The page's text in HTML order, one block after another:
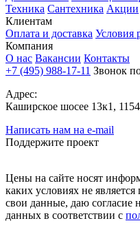
Техника Сантехника Акции
Клиентам
Оплата и доставка Условия
Компания
О нас Вакансии Контакты
+7 (495) 988-17-11 Звонок
Адрес:
Каширское шосее 13к1,
Написать нам на e-mail
Поддержите проект
Цены на сайте носят
каких условиях не
свои данные, даю согласие
данных в соответствии с